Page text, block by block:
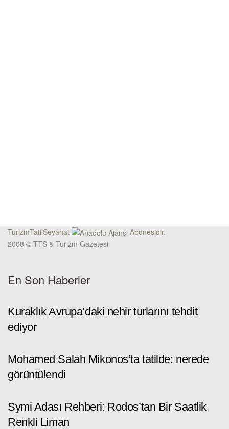
TurizmTatilSeyahat
Abonesidir.
2008 © TTS & Turizm Gazetesi
En Son Haberler
Kuraklık Avrupa’daki nehir turlarını tehdit
ediyor
Mohamed Salah Mikonos’ta tatilde: nerede
görüntülendi
Symi Adası Rehberi: Rodos’tan Bir Saatlik
Renkli Liman